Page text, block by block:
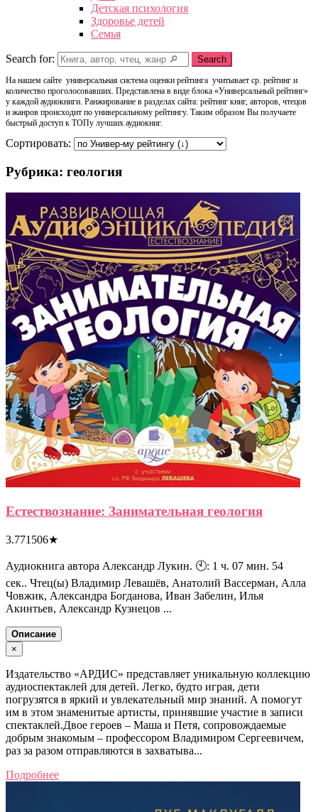
Детская психология
Здоровье детей
Семья
Search for: Search
На нашем сайте универсальная система оценки рейтинга учитывает ср. рейтинг и
количество проголосовавших. Представлена в виде блока «Универсальный рейтинг»
у каждой аудиокниги. Ранжирование в разделах сайта: рейтинг книг, авторов, чтецов
и жанров происходит по универсальному рейтингу. Таким образом Вы получаете
быстрый доступ к ТОПу лучших аудиокниг.
Сортировать:
Рубрика: геология
Естествознание: Занимательная геология
3.771506★
Аудиокнига автора Александр Лукин. 🕙: 1 ч. 07 мин. 54
сек.. Чтец(ы) Владимир Левашёв, Анатолий Вассерман, Алла
Човжик, Александра Богданова, Иван Забелин, Илья
Акинтьев, Александр Кузнецов ...
Описание
×
Издательство «АРДИС» представляет уникальную коллекцию
аудиоспектаклей для детей. Легко, будто играя, дети
погрузятся в яркий и увлекательный мир знаний. А помогут
им в этом знаменитые артисты, принявшие участие в записи
спектаклей.Двое героев – Маша и Петя, сопровождаемые
добрым знакомым – профессором Владимиром Сергеевичем,
раз за разом отправляются в захватыва...
Подробнее